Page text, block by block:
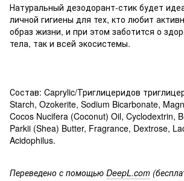
Натуральный дезодорант-стик будет
личной гигиены для тех, кто любит
образ жизни, и при этом заботится о
тела, так и всей экосистемы.
Состав: Caprylic/Триглицеридов
Starch, Ozokerite, Sodium Bicarbonate,
Cocos Nucifera (Coconut) Oil, Cyclodextrin,
Parkii (Shea) Butter, Fragrance, Dextrose,
Acidophilus.
Переведено с помощью DeepL.com